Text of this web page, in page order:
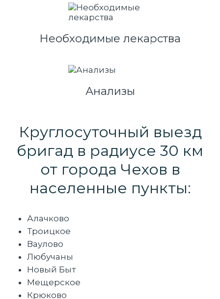
Необходимые лекарства
Анализы
Круглосуточный выезд
бригад в радиусе 30 км
от города Чехов в
населенные пункты:
Алачково
Троицкое
Ваулово
Любучаны
Новый Быт
Мещерское
Крюково